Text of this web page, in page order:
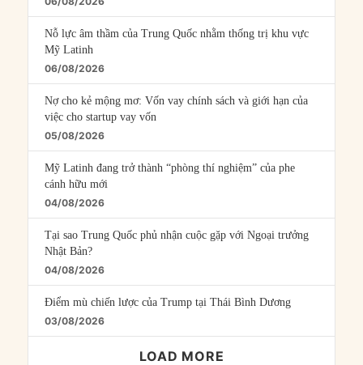
Nỗ lực âm thầm của Trung Quốc nhằm thống trị khu vực
Mỹ Latinh
06/08/2026
Nợ cho kẻ mộng mơ: Vốn vay chính sách và giới hạn của
việc cho startup vay vốn
05/08/2026
Mỹ Latinh đang trở thành “phòng thí nghiệm” của phe
cánh hữu mới
04/08/2026
Tại sao Trung Quốc phủ nhận cuộc gặp với Ngoại trưởng
Nhật Bản?
04/08/2026
Điểm mù chiến lược của Trump tại Thái Bình Dương
03/08/2026
LOAD MORE